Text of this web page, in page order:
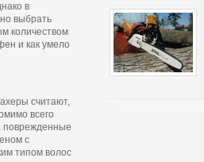
в
выбрать
количеством
и как умело
считают,
всего
поврежденные
с
типом волос